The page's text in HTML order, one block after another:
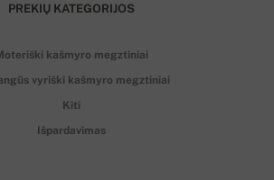
PREKIŲ KATEGORIJOS
kašmyro megztiniai
vyriški kašmyro megztiniai
Kiti
Išpardavimas